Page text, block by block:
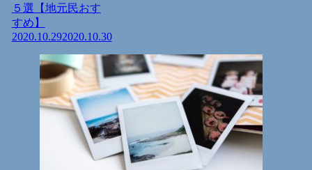
５選【地元民おす
すめ】
2020.10.292020.10.30